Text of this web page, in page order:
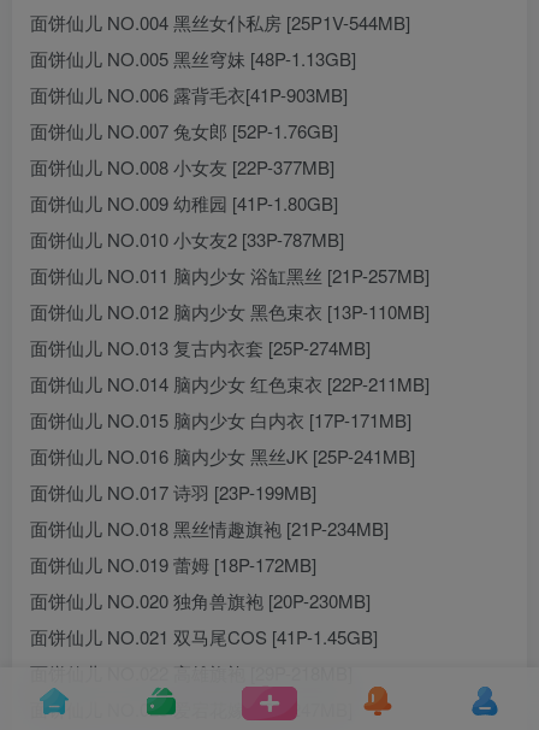
面饼仙儿 NO.004 黑丝女仆私房 [25P1V-544MB]
面饼仙儿 NO.005 黑丝穹妹 [48P-1.13GB]
面饼仙儿 NO.006 露背毛衣[41P-903MB]
面饼仙儿 NO.007 兔女郎 [52P-1.76GB]
面饼仙儿 NO.008 小女友 [22P-377MB]
面饼仙儿 NO.009 幼稚园 [41P-1.80GB]
面饼仙儿 NO.010 小女友2 [33P-787MB]
面饼仙儿 NO.011 脑内少女 浴缸黑丝 [21P-257MB]
面饼仙儿 NO.012 脑内少女 黑色束衣 [13P-110MB]
面饼仙儿 NO.013 复古内衣套 [25P-274MB]
面饼仙儿 NO.014 脑内少女 红色束衣 [22P-211MB]
面饼仙儿 NO.015 脑内少女 白内衣 [17P-171MB]
面饼仙儿 NO.016 脑内少女 黑丝JK [25P-241MB]
面饼仙儿 NO.017 诗羽 [23P-199MB]
面饼仙儿 NO.018 黑丝情趣旗袍 [21P-234MB]
面饼仙儿 NO.019 蕾姆 [18P-172MB]
面饼仙儿 NO.020 独角兽旗袍 [20P-230MB]
面饼仙儿 NO.021 双马尾COS [41P-1.45GB]
面饼仙儿 NO.022 高雄旗袍 [29P-218MB]
面饼仙儿 NO.023 爱宕花嫁 [29P-247MB]